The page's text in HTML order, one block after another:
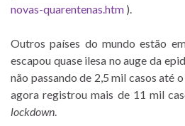
novas-quarentenas.htm ).
Outros países do mundo estão
escapou quase ilesa no auge da
não passando de 2,5 mil casos até
agora registrou mais de 11 mil
lockdown.